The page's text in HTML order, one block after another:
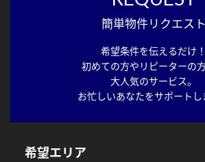
簡単物件リクエスト
希望条件を伝えるだけ！
初めての方やリピーターの
大人気のサービス。
お忙しいあなたをサポートし
希望エリア